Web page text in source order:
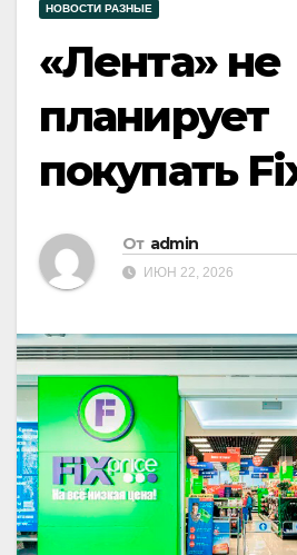
НОВОСТИ РАЗНЫЕ
«Лента» не
планирует
покупать
От admin
ИЮН 22, 2026